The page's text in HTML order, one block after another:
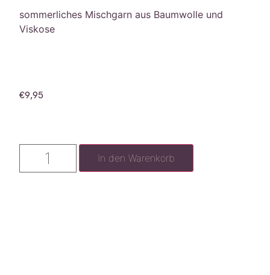
sommerliches Mischgarn aus Baumwolle und
Viskose
€9,95
In den Warenkorb